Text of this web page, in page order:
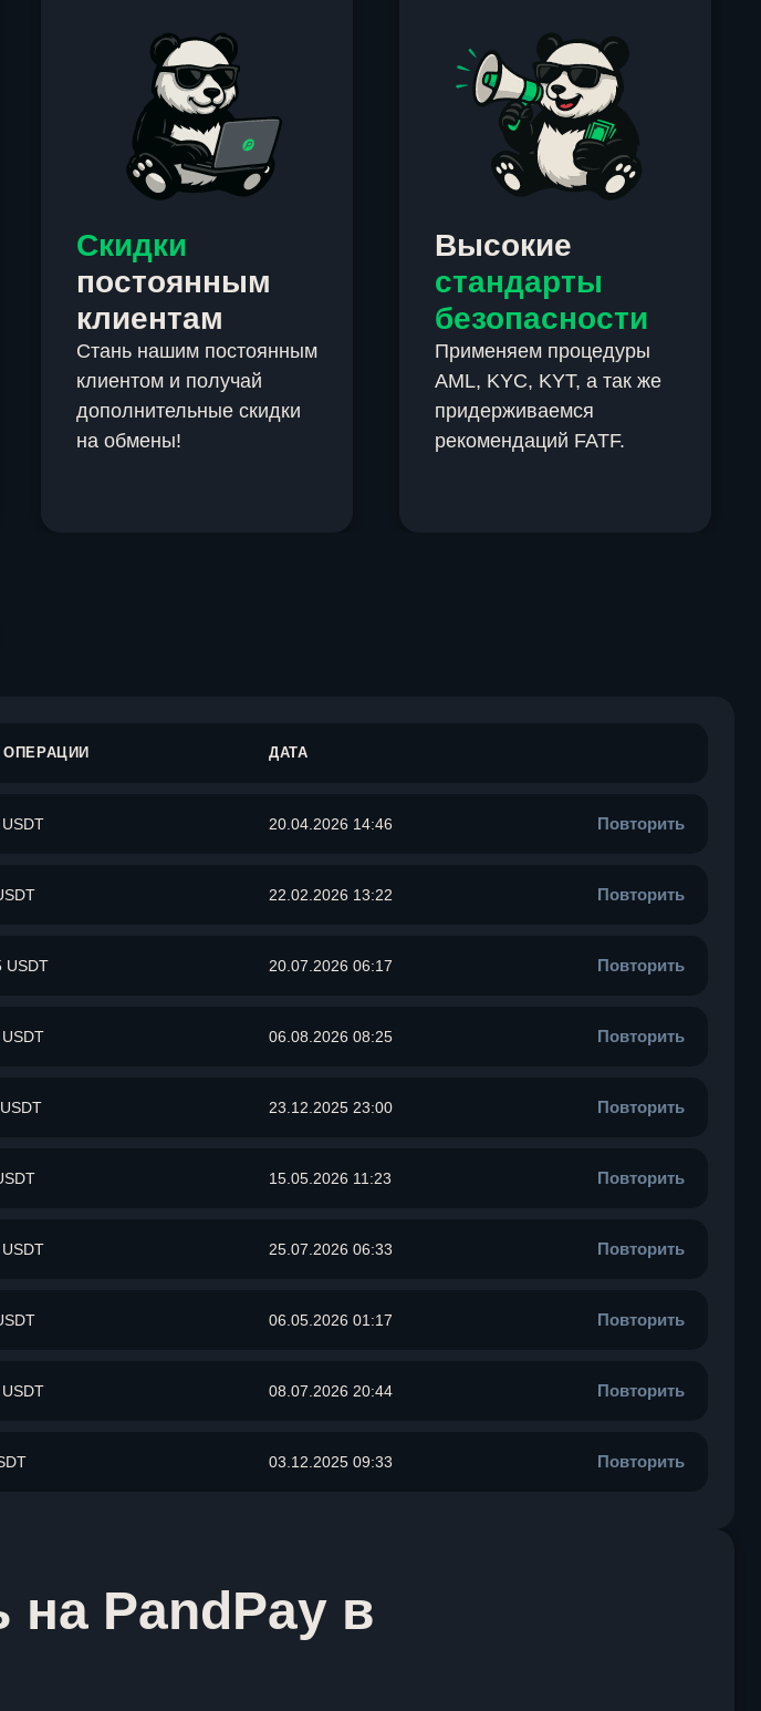
Скидки
постоянным
клиентам
Стань нашим постоянным
клиентом и получай
дополнительные скидки
на обмены!
Высокие
стандарты
безопасности
Применяем процедуры
AML, KYC, KYT, а так же
придерживаемся
рекомендаций FATF.
ДАТА
20.04.2026 14:46 Повторить
22.02.2026 13:22 Повторить
USDT 20.07.2026 06:17 Повторить
06.08.2026 08:25 Повторить
23.12.2025 23:00 Повторить
15.05.2026 11:23 Повторить
25.07.2026 06:33 Повторить
06.05.2026 01:17 Повторить
08.07.2026 20:44 Повторить
03.12.2025 09:33 Повторить
PandPay в